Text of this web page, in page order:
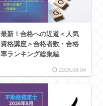
最新！合格への近道＜人気
資格講座＞合格者数・合格
率ランキング総集編
2026.08.04